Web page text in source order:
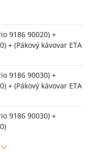
9186 90020) +
+ (Pákový kávovar ETA
9186 90030) +
+ (Pákový kávovar ETA
9186 90030) +